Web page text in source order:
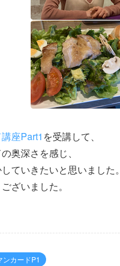
座Part1 を受講して、
奥深さを感じ、
ていきたいと思いました
ざいました。
ンカードP1